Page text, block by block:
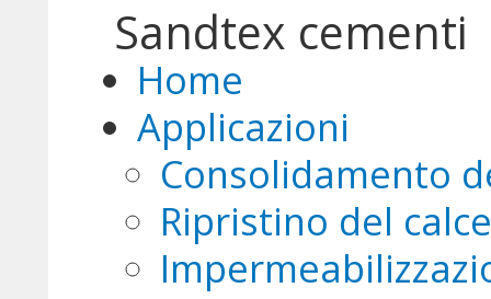
Sandtex cementi
Home
Applicazioni
Consolidamento
Ripristino del